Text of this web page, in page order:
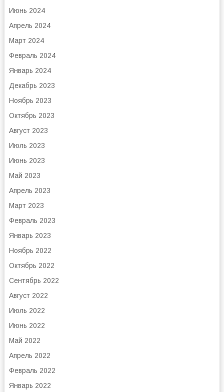
Июнь 2024
Апрель 2024
Март 2024
Февраль 2024
Январь 2024
Декабрь 2023
Ноябрь 2023
Октябрь 2023
Август 2023
Июль 2023
Июнь 2023
Май 2023
Апрель 2023
Март 2023
Февраль 2023
Январь 2023
Ноябрь 2022
Октябрь 2022
Сентябрь 2022
Август 2022
Июль 2022
Июнь 2022
Май 2022
Апрель 2022
Февраль 2022
Январь 2022